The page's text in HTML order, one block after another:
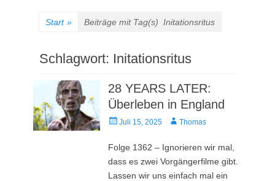
Start » Beiträge mit Tag(s) Initationsritus
Schlagwort: Initationsritus
28 YEARS LATER:
Überleben in England
Veröffentlicht
Juli 15, 2025 AutorThomas
Folge 1362 – Ignorieren wir mal,
dass es zwei Vorgängerfilme gibt.
Lassen wir uns einfach mal ein